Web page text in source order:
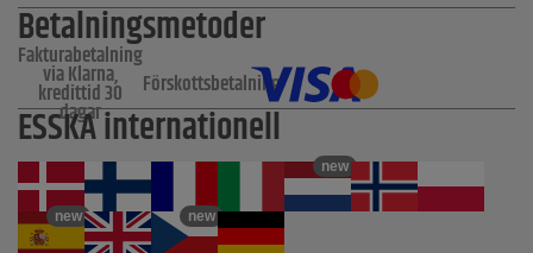
Betalningsmetoder
Fakturabetalning
via Klarna,
kredittid 30
dagar
Förskottsbetalning
ESSKA internationell
new
new new